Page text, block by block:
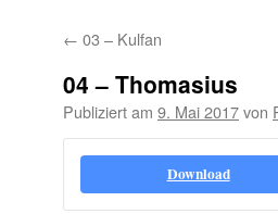
← 03 – Kulfan
04 – Thomasius
Publiziert am 9. Mai 2017von
Download